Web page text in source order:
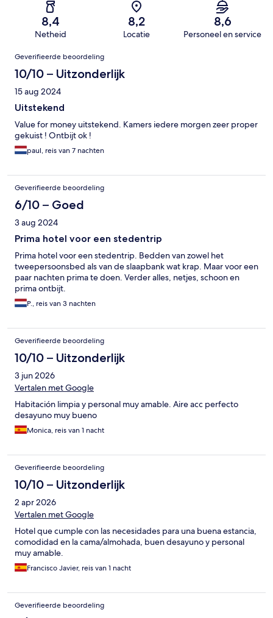
8,4
Netheid
8,2
Locatie
8,6
Personeel en service
Beoordelingen
Geverifieerde beoordeling
10/10 – Uitzonderlijk
15 aug 2024
Uitstekend
Value for money uitstekend. Kamers iedere morgen zeer proper
gekuist ! Ontbijt ok !
paul, reis van 7 nachten
Geverifieerde beoordeling
6/10 – Goed
3 aug 2024
Prima hotel voor een stedentrip
Prima hotel voor een stedentrip. Bedden van zowel het
tweepersoonsbed als van de slaapbank wat krap. Maar voor een
paar nachten prima te doen. Verder alles, netjes, schoon en
prima ontbijt.
P., reis van 3 nachten
Geverifieerde beoordeling
10/10 – Uitzonderlijk
3 jun 2026
Vertalen met Google
Habitación limpia y personal muy amable. Aire acc perfecto
desayuno muy bueno
Monica, reis van 1 nacht
Geverifieerde beoordeling
10/10 – Uitzonderlijk
2 apr 2026
Vertalen met Google
Hotel que cumple con las necesidades para una buena estancia,
comodidad en la cama/almohada, buen desayuno y personal
muy amable.
Francisco Javier, reis van 1 nacht
Geverifieerde beoordeling